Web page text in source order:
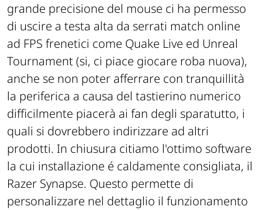
grande precisione del mouse ci ha permesso
di uscire a testa alta da serrati match online
ad FPS frenetici come Quake Live ed Unreal
Tournament (si, ci piace giocare roba nuova),
anche se non poter afferrare con tranquillità
la periferica a causa del tastierino numerico
difficilmente piacerà ai fan degli sparatutto, i
quali si dovrebbero indirizzare ad altri
prodotti. In chiusura citiamo l'ottimo software
la cui installazione é caldamente consigliata, il
Razer Synapse. Questo permette di
personalizzare nel dettaglio il funzionamento